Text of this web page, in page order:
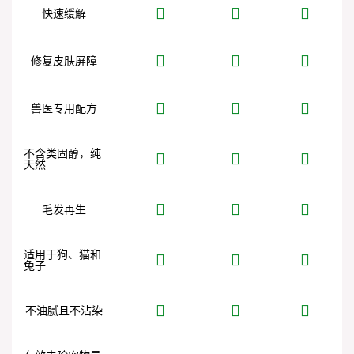
快速缓解
修复皮肤屏障
兽医专用配方
不含类固醇，纯
天然
毛发再生
适用于狗、猫和
兔子
不油腻且不沾染